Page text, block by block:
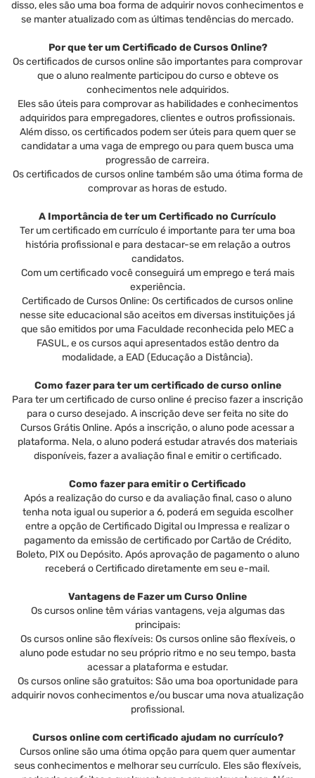
disso, eles são uma boa forma de adquirir novos conhecimentos e
se manter atualizado com as últimas tendências do mercado.
Por que ter um Certificado de Cursos Online?
Os certificados de cursos online são importantes para comprovar
que o aluno realmente participou do curso e obteve os
conhecimentos nele adquiridos.
Eles são úteis para comprovar as habilidades e conhecimentos
adquiridos para empregadores, clientes e outros profissionais.
Além disso, os certificados podem ser úteis para quem quer se
candidatar a uma vaga de emprego ou para quem busca uma
progressão de carreira.
Os certificados de cursos online também são uma ótima forma de
comprovar as horas de estudo.
A Importância de ter um Certificado no Currículo
Ter um certificado em currículo é importante para ter uma boa
história profissional e para destacar-se em relação a outros
candidatos.
Com um certificado você conseguirá um emprego e terá mais
experiência.
Certificado de Cursos Online: Os certificados de cursos online
nesse site educacional são aceitos em diversas instituições já
que são emitidos por uma Faculdade reconhecida pelo MEC a
FASUL, e os cursos aqui apresentados estão dentro da
modalidade, a EAD (Educação a Distância).
Como fazer para ter um certificado de curso online
Para ter um certificado de curso online é preciso fazer a inscrição
para o curso desejado. A inscrição deve ser feita no site do
Cursos Grátis Online. Após a inscrição, o aluno pode acessar a
plataforma. Nela, o aluno poderá estudar através dos materiais
disponíveis, fazer a avaliação final e emitir o certificado.
Como fazer para emitir o Certificado
Após a realização do curso e da avaliação final, caso o aluno
tenha nota igual ou superior a 6, poderá em seguida escolher
entre a opção de Certificado Digital ou Impressa e realizar o
pagamento da emissão de certificado por Cartão de Crédito,
Boleto, PIX ou Depósito. Após aprovação de pagamento o aluno
receberá o Certificado diretamente em seu e-mail.
Vantagens de Fazer um Curso Online
Os cursos online têm várias vantagens, veja algumas das
principais:
Os cursos online são flexíveis: Os cursos online são flexíveis, o
aluno pode estudar no seu próprio ritmo e no seu tempo, basta
acessar a plataforma e estudar.
Os cursos online são gratuitos: São uma boa oportunidade para
adquirir novos conhecimentos e/ou buscar uma nova atualização
profissional.
Cursos online com certificado ajudam no currículo?
Cursos online são uma ótima opção para quem quer aumentar
seus conhecimentos e melhorar seu currículo. Eles são flexíveis,